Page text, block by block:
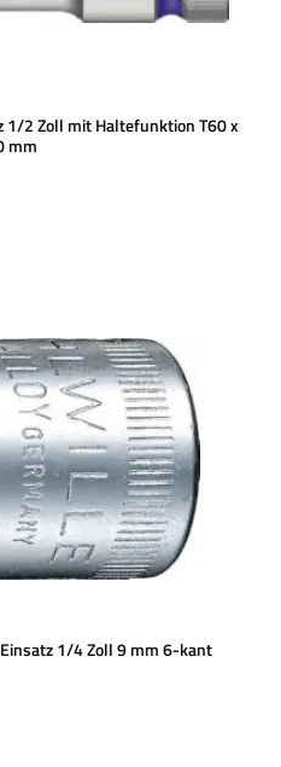
1/2 Zoll mit Haltefunktion T60 x
mm
1/4 Zoll 9 mm 6-kant